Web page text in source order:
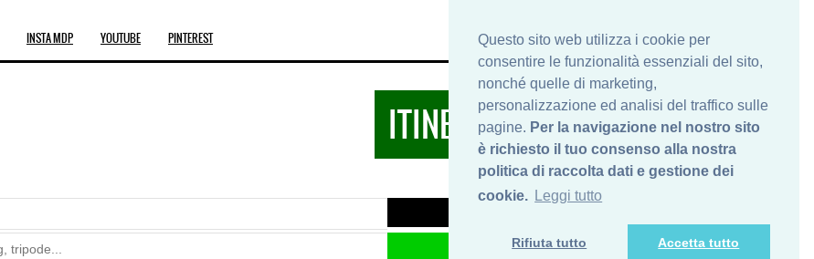
Questo sito web utilizza i cookie per
consentire le funzionalità essenziali del sito,
nonché quelle di marketing,
personalizzazione ed analisi del traffico sulle
pagine. Per la navigazione nel nostro sito
è richiesto il tuo consenso alla nostra
politica di raccolta dati e gestione dei
cookie. Leggi tutto
Rifiuta tutto Accetta tutto
INSTA MDP YOUTUBE PINTEREST PRIVACY
SHOP
INFO
ITINERARIDIPESCA.IT